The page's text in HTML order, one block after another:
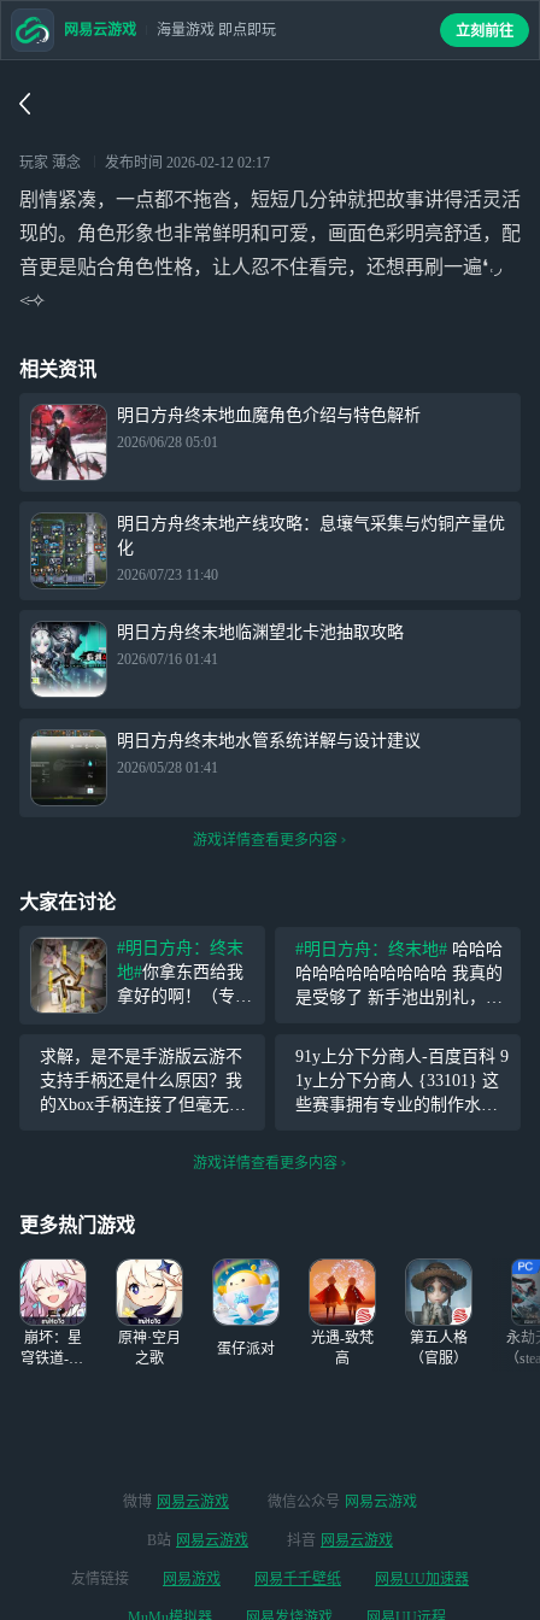
玩家 薄念 发布时间 2026-02-12 02:17
剧情紧凑，一点都不拖沓，短短几分钟就把故事讲得活灵活
现的。角色形象也非常鲜明和可爱，画面色彩明亮舒适，配
音更是贴合角色性格，让人忍不住看完，还想再刷一遍❛˓◞
˂̵✧
相关资讯
明日方舟终末地血魔角色介绍与特色解析
2026/06/28 05:01
明日方舟终末地产线攻略：息壤气采集与灼铜产量优
化
2026/07/23 11:40
明日方舟终末地临渊望北卡池抽取攻略
2026/07/16 01:41
明日方舟终末地水管系统详解与设计建议
2026/05/28 01:41
游戏详情查看更多内容
大家在讨论
#明日方舟：终末
地#你拿东西给我
拿好的啊！（专武
厨子 我现在感觉
有点官方给了二十
四小时时长 打萤
火硬打打破产愣是
彼丘打排位从头输
候 三角洲一天亏
三个亿
#明日方舟：终末地# 哈哈哈
哈哈哈哈哈哈哈哈哈 我真的
是受够了 新手池出别礼，抽
洁哥歪伊冯，洁哥武器也吃
满保底，这真的还是人类能
有的运气吗？ 加上送的6星
自选，我直接开服
求解，是不是手游版云游不
支持手柄还是什么原因？我
的Xbox手柄连接了但毫无反
柄外设相关的选项 端游支持
91y上分下分商人-百度百科 9
1y上分下分商人 {33101} 这
些赛事拥有专业的制作水
在东南亚、南亚、中东等
游戏详情查看更多内容
更多热门游戏
崩坏：星
穹铁道-4.4
原神·空月
之歌
蛋仔派对
光遇-致梵
高
第五人格
（官服）
永劫
（
网易云游戏 海量游戏 即点即玩 立刻前往
微博 网易云游戏 微信公众号 网易云游戏
B站 网易云游戏 抖音 网易云游戏
友情链接 网易游戏 网易千千壁纸 网易UU加速器